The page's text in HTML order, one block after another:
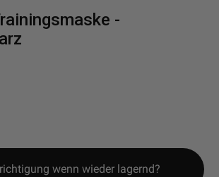
-
wenn wieder lagernd?